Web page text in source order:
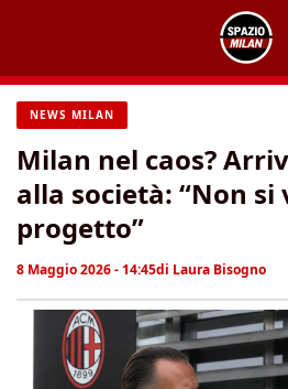
contenuto
NEWS MILAN
Milan nel caos?
alla società: “Non si
progetto”
8 Maggio 2026 - 14:45di Laura Bisogno